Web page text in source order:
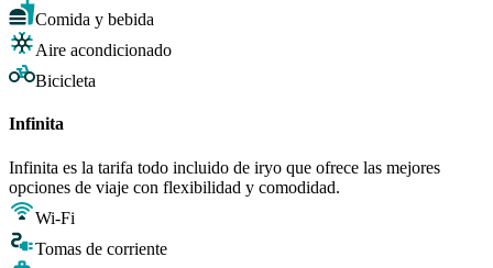
Comida y bebida
Aire acondicionado
Bicicleta
Infinita
Infinita es la tarifa todo incluido de iryo que ofrece las mejores
opciones de viaje con flexibilidad y comodidad.
Wi-Fi
Tomas de corriente